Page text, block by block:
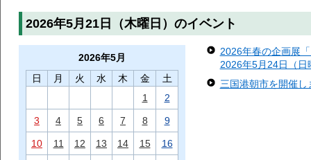
2026年5月21日（木曜日）のイベント
2026年5月
日
月 火 水 木 金
土
1
2
3 4 5 6 7 8 9
10 11 12 13 14 15 16
2026年春の企画展
2026年5月24日（日
三国港朝市を開催